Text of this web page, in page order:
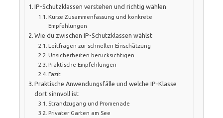
IP-Schutzklassen verstehen und richtig wählen
Kurze Zusammenfassung und konkrete
Empfehlungen
Wie du zwischen IP-Schutzklassen wählst
Leitfragen zur schnellen Einschätzung
Unsicherheiten berücksichtigen
Praktische Empfehlungen
Fazit
Praktische Anwendungsfälle und welche IP-Klasse
dort sinnvoll ist
Strandzugang und Promenade
Privater Garten am See